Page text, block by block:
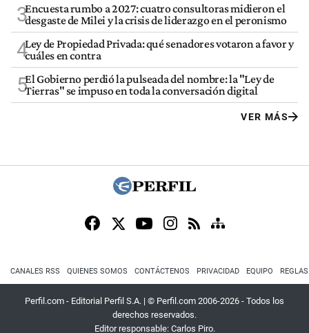
3Encuesta rumbo a 2027: cuatro consultoras midieron el
desgaste de Milei y la crisis de liderazgo en el peronismo
4Ley de Propiedad Privada: qué senadores votaron a favor y
cuáles en contra
5El Gobierno perdió la pulseada del nombre: la "Ley de
Tierras" se impuso en toda la conversación digital
VER MÁS
CANALES RSS QUIENES SOMOS CONTÁCTENOS PRIVACIDAD EQUIPO
Perfil.com - Editorial Perfil S.A. | © Perfil.com 2006-2026 - Todos los
derechos reservados.
Editor responsable: Carlos Piro.